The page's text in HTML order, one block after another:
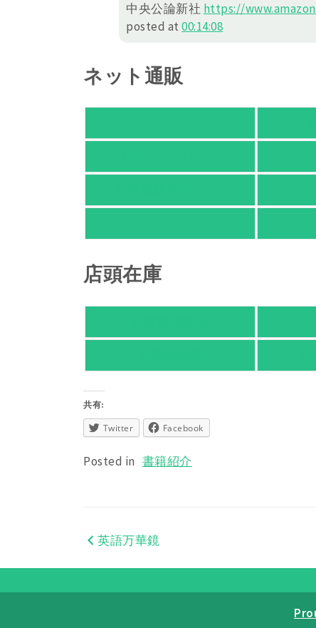
中央公論新社 https://
posted at00:14:08
ネット通販
店頭在庫
共有:
Twitter Facebook
Posted in 書籍紹介
投
稿
英語万華鏡